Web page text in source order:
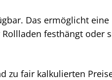
Das ermöglicht eine
festhängt oder
zu fair kalkulierten